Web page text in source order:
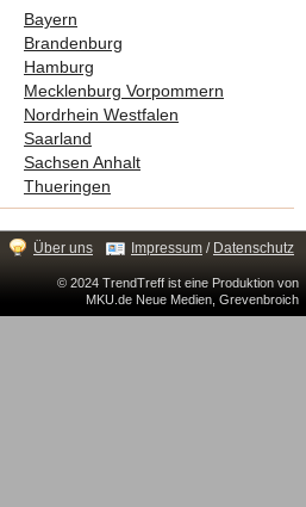
Bayern
Brandenburg
Hamburg
Mecklenburg Vorpommern
Nordrhein Westfalen
Saarland
Sachsen Anhalt
Thueringen
Über uns Impressum / Datenschutz
© 2024 TrendTreff ist eine Produktion von
MKU.de Neue Medien, Grevenbroich